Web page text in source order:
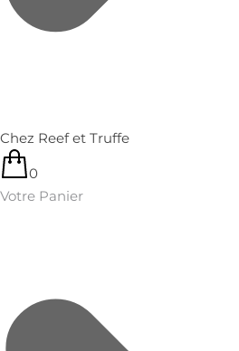
Chez Reef et Truffe
0
Votre Panier